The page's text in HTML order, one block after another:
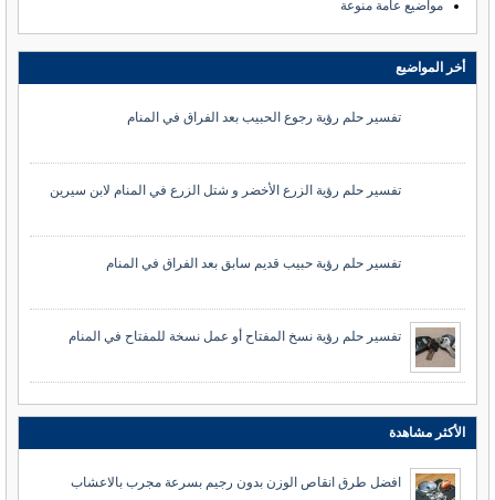
مواضيع عامة منوعة
أخر المواضيع
تفسير حلم رؤية رجوع الحبيب بعد الفراق في المنام
تفسير حلم رؤية الزرع الأخضر و شتل الزرع في المنام لابن سيرين
تفسير حلم رؤية حبيب قديم سابق بعد الفراق في المنام
تفسير حلم رؤية نسخ المفتاح أو عمل نسخة للمفتاح في المنام
الأكثر مشاهدة
افضل طرق انقاص الوزن بدون رجيم بسرعة مجرب بالاعشاب